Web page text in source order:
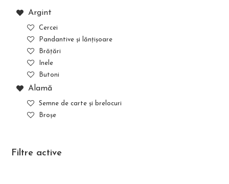
Argint
Cercei
Pandantive și lănțișoare
Brățări
Inele
Butoni
Alamă
Semne de carte și brelocuri
Broșe
Filtre active